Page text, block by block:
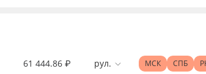
61 444.86 ₽ рул. МСК СПБ